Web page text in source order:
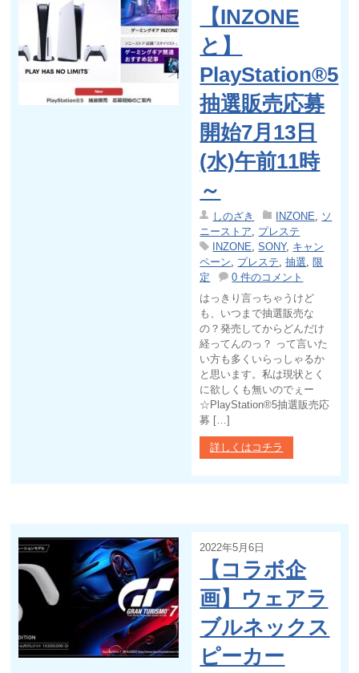
【INZONE
と】
PlayStation®5
抽選販売応募
開始7月13日
(水)午前11時
～
しのざき INZONE
ソ
ニーストア
プレステ
INZONE ,SONY, キャン
ペーン
プレステ ,抽選
限
定
0 件のコメント
はっきり言っちゃうけど
も、いつまで抽選販売な
の？発売してからどんだけ
経ってんのっ？ って言いた
い方も多くいらっしゃるか
と思います。私は現状とく
に欲しくも無いのでぇー
☆PlayStation®5抽選販売応
募 […]
詳しくはコチラ
2022年5月6日
【コラボ企
画】ウェアラ
ブルネックス
ピーカー